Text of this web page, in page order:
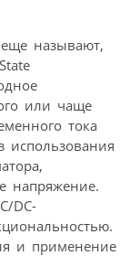
называют,
или чаще
тока
использования
напряжение.
DC-
и применение